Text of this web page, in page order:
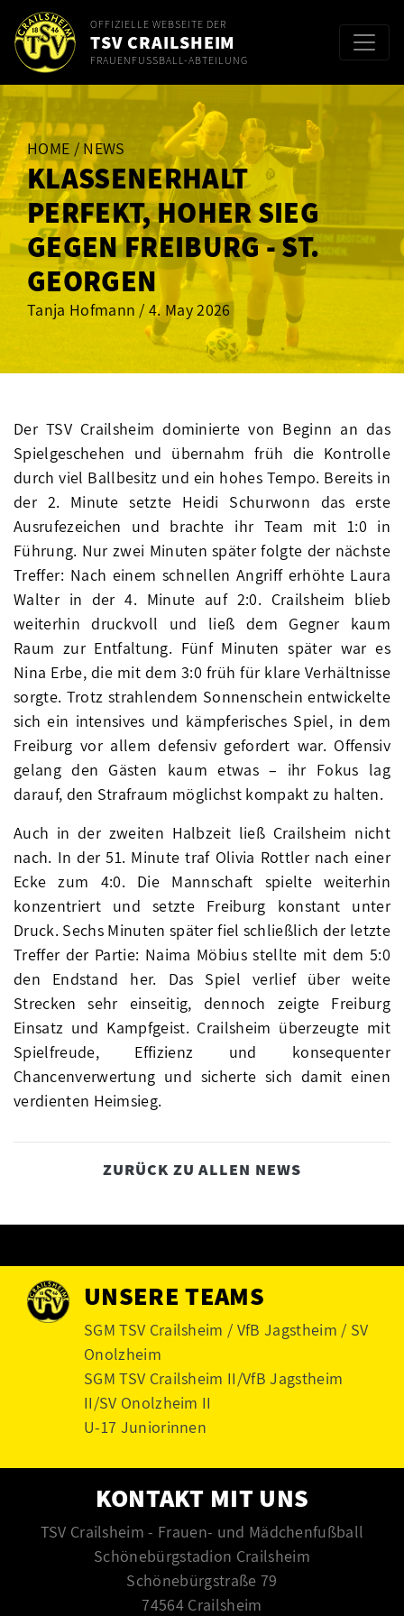
OFFIZIELLE WEBSEITE DER
TSV CRAILSHEIM
FRAUENFUSSBALL-ABTEILUNG
HOME / NEWS
KLASSENERHALT
PERFEKT, HOHER SIEG
GEGEN FREIBURG - ST.
GEORGEN
Tanja Hofmann / 4. May 2026
Der TSV Crailsheim dominierte von Beginn an das
Spielgeschehen und übernahm früh die Kontrolle
durch viel Ballbesitz und ein hohes Tempo. Bereits in
der 2. Minute setzte Heidi Schurwonn das erste
Ausrufezeichen und brachte ihr Team mit 1:0 in
Führung. Nur zwei Minuten später folgte der nächste
Treffer: Nach einem schnellen Angriff erhöhte Laura
Walter in der 4. Minute auf 2:0. Crailsheim blieb
weiterhin druckvoll und ließ dem Gegner kaum
Raum zur Entfaltung. Fünf Minuten später war es
Nina Erbe, die mit dem 3:0 früh für klare Verhältnisse
sorgte. Trotz strahlendem Sonnenschein entwickelte
sich ein intensives und kämpferisches Spiel, in dem
Freiburg vor allem defensiv gefordert war. Offensiv
gelang den Gästen kaum etwas – ihr Fokus lag
darauf, den Strafraum möglichst kompakt zu halten.
Auch in der zweiten Halbzeit ließ Crailsheim nicht
nach. In der 51. Minute traf Olivia Rottler nach einer
Ecke zum 4:0. Die Mannschaft spielte weiterhin
konzentriert und setzte Freiburg konstant unter
Druck. Sechs Minuten später fiel schließlich der letzte
Treffer der Partie: Naima Möbius stellte mit dem 5:0
den Endstand her. Das Spiel verlief über weite
Strecken sehr einseitig, dennoch zeigte Freiburg
Einsatz und Kampfgeist. Crailsheim überzeugte mit
Spielfreude, Effizienz und konsequenter
Chancenverwertung und sicherte sich damit einen
verdienten Heimsieg.
ZURÜCK ZU ALLEN NEWS
UNSERE TEAMS
SGM TSV Crailsheim / VfB Jagstheim / SV
Onolzheim
SGM TSV Crailsheim II/VfB Jagstheim
II/SV Onolzheim II
U-17 Juniorinnen
KONTAKT MIT UNS
TSV Crailsheim - Frauen- und Mädchenfußball
Schönebürgstadion Crailsheim
Schönebürgstraße 79
74564 Crailsheim